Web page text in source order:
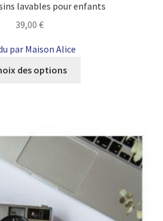
lavables pour enfants
39,00 €
par Maison Alice
des options
Les
options
choisies
sur